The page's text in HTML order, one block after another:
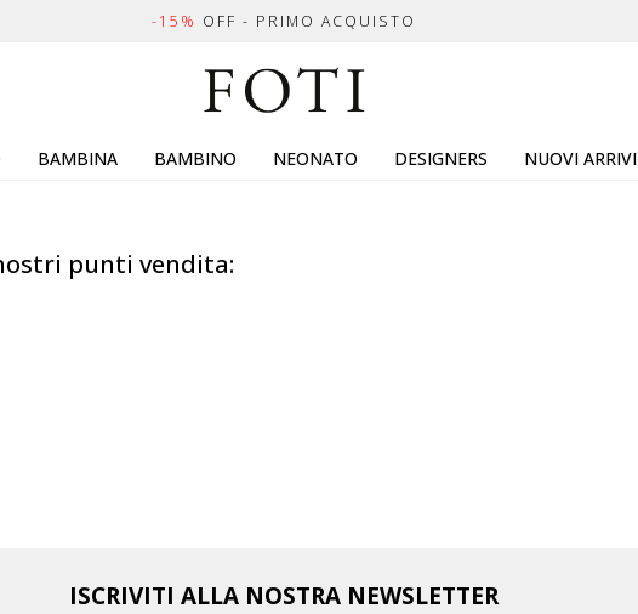
-15% OFF - PRIMO ACQUISTO
BAMBINA BAMBINO NEONATO DESIGNERS NUOVI ARRIVI
punti vendita:
ISCRIVITI ALLA NOSTRA NEWSLETTER